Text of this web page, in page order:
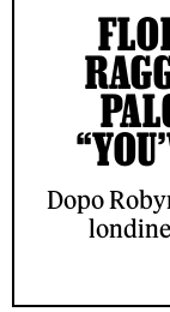
Dopo